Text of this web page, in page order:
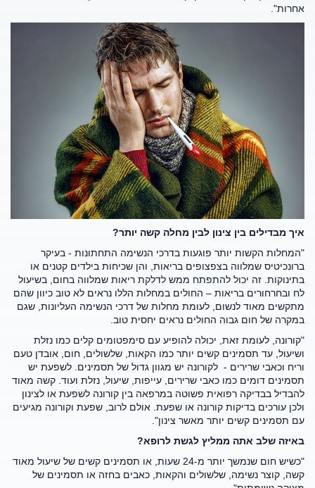
אחרות".
איך מבדילים בין צינון לבין מחלה קשה יותר?
"המחלות הקשות יותר פוגעות בדרכי הנשימה התחתונות - בעיקר
ברונכיטיס שמלווה בצפצופים בריאות, והן שכיחות בילדים קטנים או
בתינוקות. זה יכול להתפתח ממש לדלקת ריאות שמלווה בחום, בשיעול
לח ובחרחורים בריאות – החולים במחלות הללו נראים לא טוב כיוון שהם
מתקשים מאוד לנשום, לעומת מחלות של דרכי הנשימה העליונות, שגם
במקרה של חום גבוה החולים נראים יחסית טוב.
"קורונה, לעומת זאת, יכולה להופיע עם סימפטומים קלים כמו נזלת
ושיעול, עד תסמינים קשים יותר כמו הקאות, שלשולים, חום, אובדן טעם
וריח וכאבי שרירים - לקורונה יש מגוון גדול של תסמינים. לשפעת יש
תסמינים דומים כמו כאבי שרירים, עייפות, שיעול, נזלת ועוד. קשה מאוד
להבדיל בבדיקה רפואית פשוטה במרפאה בין קורונה לשפעת או לצינון
ולכן עורכים בדיקות קורונה או שפעת. אולם לרוב, שפעת וקורונה מגיעים
עם תסמינים קשים יותר מאשר צינון".
באיזה שלב אתה ממליץ לגשת לרופא?
"כשיש חום שנמשך יותר מ-24 שעות, או תסמינים קשים של שיעול מאוד
קשה, קוצר נשימה, שלשולים והקאות, כאבים בחזה או תסמינים של